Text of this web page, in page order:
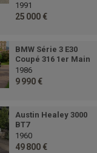
1991
25 000 €
BMW Série 3 E30
Coupé 316 1er Main
1986
9 990 €
Austin Healey 3000
BT7
1960
49 800 €